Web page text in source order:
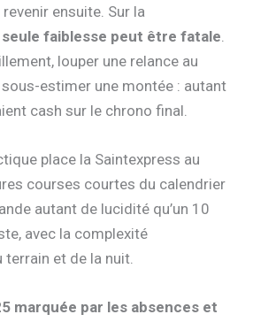
ensuite. Sur la
seule faiblesse peut être fatale
louper une relance au
estimer une montée : autant
cash sur le chrono final.
place la Saintexpress au
courses courtes du calendrier
autant de lucidité qu’un 10
avec la complexité
terrain et de la nuit.
marquée par les absences et